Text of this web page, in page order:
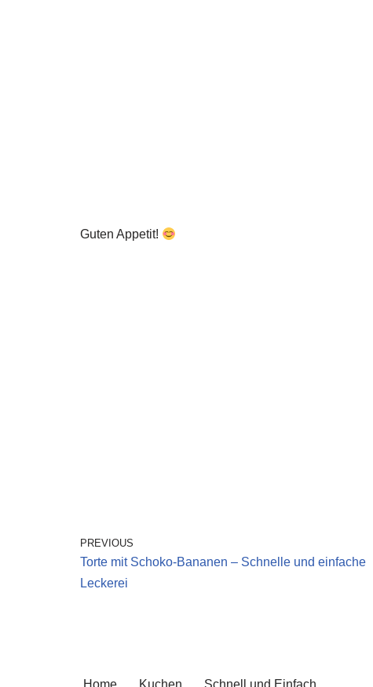
Guten Appetit!
PREVIOUS
Torte mit Schoko-Bananen – Schnelle und einfache
Leckerei
Home Kuchen Schnell und Einfach